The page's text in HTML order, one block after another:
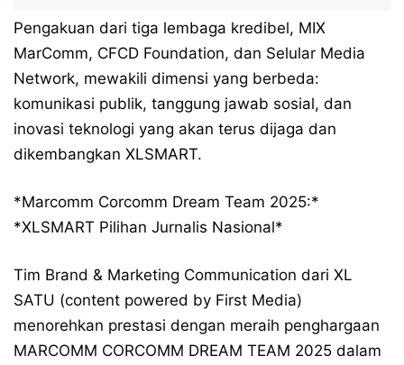
Pengakuan dari tiga lembaga kredibel, MIX
MarComm, CFCD Foundation, dan Selular Media
Network, mewakili dimensi yang berbeda:
komunikasi publik, tanggung jawab sosial, dan
inovasi teknologi yang akan terus dijaga dan
dikembangkan XLSMART.
*Marcomm Corcomm Dream Team 2025:*
*XLSMART Pilihan Jurnalis Nasional*
Tim Brand & Marketing Communication dari XL
SATU (content powered by First Media)
menorehkan prestasi dengan meraih penghargaan
MARCOMM CORCOMM DREAM TEAM 2025 dalam